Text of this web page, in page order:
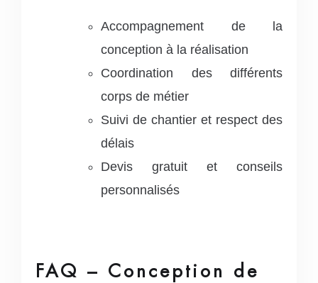
Accompagnement de la
conception à la réalisation
Coordination des différents
corps de métier
Suivi de chantier et respect des
délais
Devis gratuit et conseils
personnalisés
FAQ – Conception de